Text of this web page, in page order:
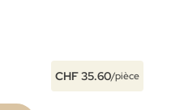
CHF 35.60/pièce